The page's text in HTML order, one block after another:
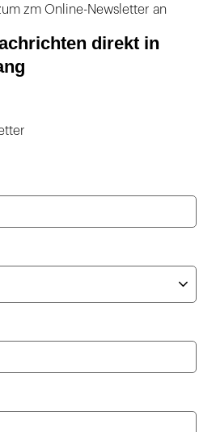
zm Online-Newsletter an
direkt in